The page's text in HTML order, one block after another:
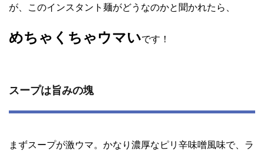
が、このインスタント麺がどうなのかと聞かれたら、
めちゃくちゃウマいです！
スープは旨みの塊
まずスープが激ウマ。かなり濃厚なピリ辛味噌風味で、ラ